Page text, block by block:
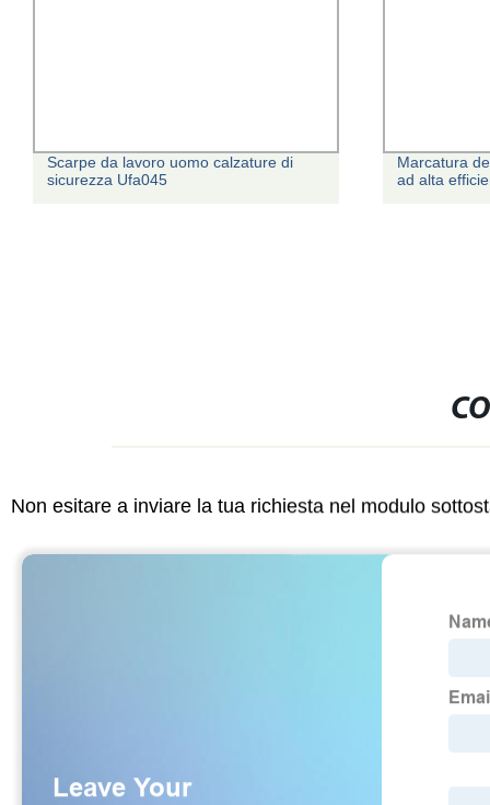
Scarpe da lavoro uomo calzature di
sicurezza Ufa045
Marcatura
ad alta
Non esitare a inviare la tua richiesta nel modulo